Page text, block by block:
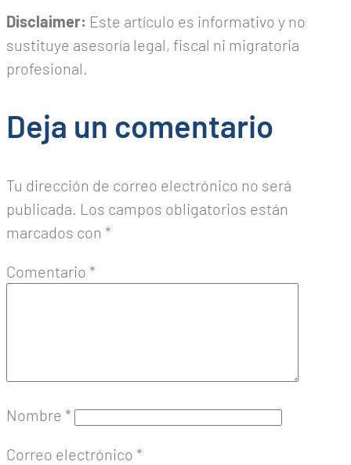
Disclaimer: Este artículo es informativo y no
sustituye asesoría legal, fiscal ni migratoria
profesional.
Deja un comentario
Tu dirección de correo electrónico no será
publicada. Los campos obligatorios están
marcados con *
Comentario *
Nombre *
Correo electrónico *